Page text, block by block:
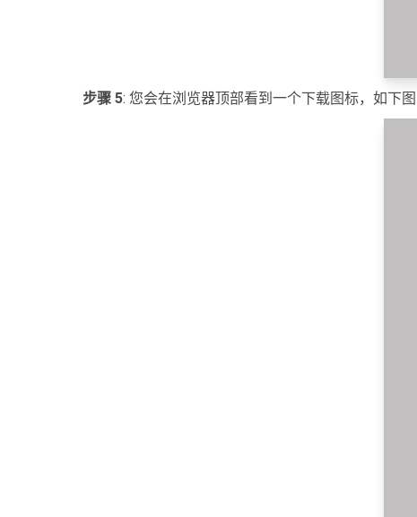
步骤 5: 您会在浏览器顶部看到一个下载图标，如下